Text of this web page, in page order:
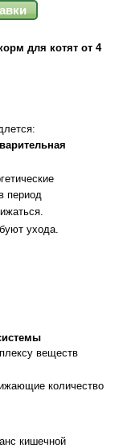
для котят от 4
период
ухода.
веществ
количество
кишечной